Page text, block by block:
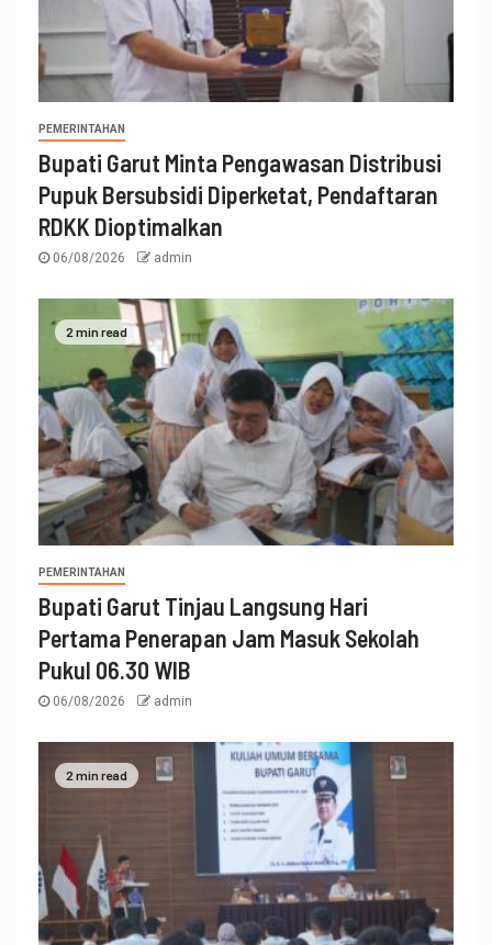
PEMERINTAHAN
Bupati Garut Minta Pengawasan Distribusi
Pupuk Bersubsidi Diperketat, Pendaftaran
RDKK Dioptimalkan
06/08/2026 admin
2 min read
PEMERINTAHAN
Bupati Garut Tinjau Langsung Hari
Pertama Penerapan Jam Masuk Sekolah
Pukul 06.30 WIB
06/08/2026 admin
2 min read